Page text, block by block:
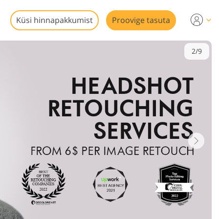
Küsi hinnapakkumist Proovige tasuta
2/9